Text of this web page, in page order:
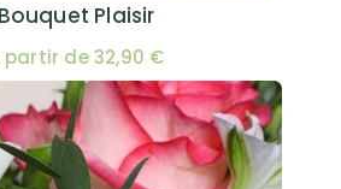
Bouquet Plaisir
partir de 32,90 €